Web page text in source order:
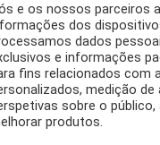
e os nossos parceiros
dos
dados
e informações
fins relacionados com
medição
sobre o
produtos.